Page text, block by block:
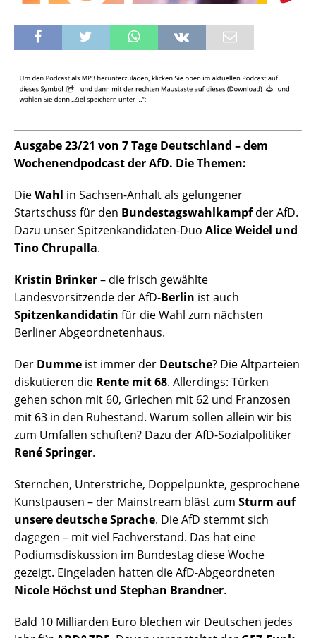
Ausgabe 23/21 von 7 Tage Deutschland – dem
Wochenendpodcast der AfD. Die Themen:
DieWahl in Sachsen-Anhalt als gelungener
Startschuss für den Bundestagswahlkampfder AfD.
Dazu unser Spitzenkandidaten-Duo Alice Weidel und
Tino Chrupalla.
Kristin Brinker– die frisch gewählte
Landesvorsitzende der AfD-Berlin ist auch
Spitzenkandidatin für die Wahl zum nächsten
Berliner Abgeordnetenhaus.
Der Dumme ist immer der Deutsche? Die Altparteien
diskutieren die Rente mit 68. Allerdings: Türken
gehen schon mit 60, Griechen mit 62 und Franzosen
mit 63 in den Ruhestand. Warum sollen allein wir bis
zum Umfallen schuften? Dazu der AfD-Sozialpolitiker
René Springer.
Sternchen, Unterstriche, Doppelpunkte, gesprochene
Kunstpausen – der Mainstream bläst zum Sturm auf
unsere deutsche Sprache. Die AfD stemmt sich
dagegen – mit viel Fachverstand. Das hat eine
Podiumsdiskussion im Bundestag diese Woche
gezeigt. Eingeladen hatten die AfD-Abgeordneten
Nicole Höchst und Stephan Brandner.
Bald 10 Milliarden Euro blechen wir Deutschen jedes